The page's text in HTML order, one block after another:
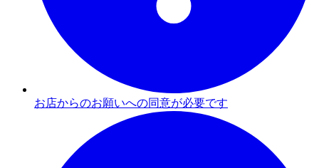
お店からのお願いへの同意が必要です